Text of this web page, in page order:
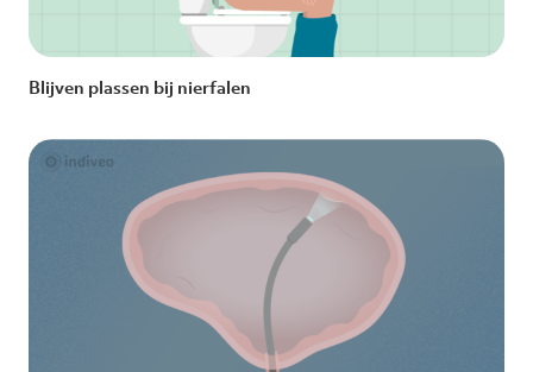
Blijven plassen bij nierfalen